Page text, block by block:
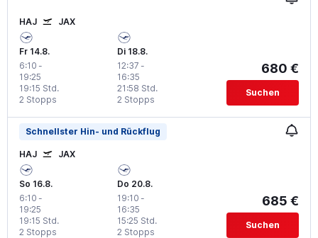
HAJ JAX
Fr 14.8.
6:10 -
19:25
2 Stopps
19:15 Std.
Di 18.8.
12:37 -
16:35
2 Stopps
21:58 Std.
680 €
Suchen
Schnellster Hin- und Rückflug
HAJ JAX
So 16.8.
6:10 -
19:25
2 Stopps
19:15 Std.
Do 20.8.
19:10 -
16:35
2 Stopps
15:25 Std.
685 €
Suchen